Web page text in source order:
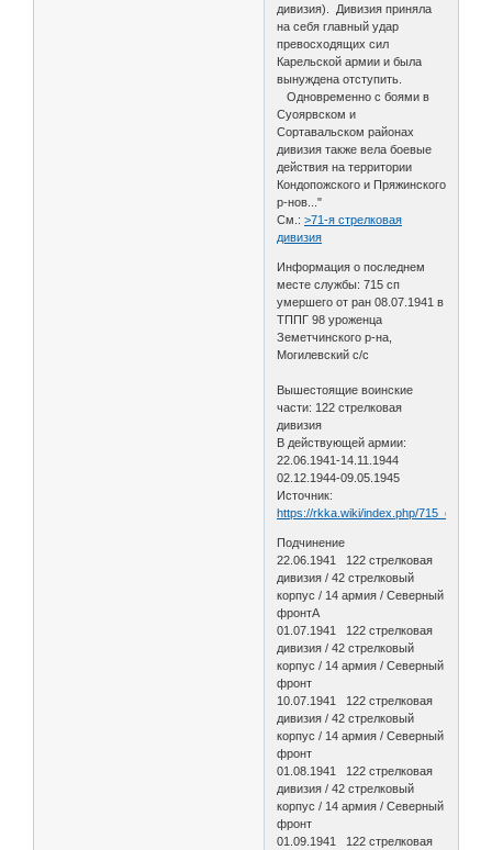
дивизия). Дивизия приняла
на себя главный удар
превосходящих сил
Карельской армии и была
вынуждена отступить.
Одновременно с боями в
Суоярвском и
Сортавальском районах
дивизия также вела боевые
действия на территории
Кондопожского и Пряжинского
р-нов..."
См.:>71-я стрелковая
дивизия
Информация о последнем
месте службы: 715 сп
умершего от ран 08.07.1941 в
ТППГ 98 уроженца
Земетчинского р-на,
Могилевский с/с
Вышестоящие воинские
части: 122 стрелковая
дивизия
В действующей армии:
22.06.1941-14.11.1944
02.12.1944-09.05.1945
Источник:
https://rkka.wiki/index.php/
Подчинение
22.06.1941 122 стрелковая
дивизия / 42 стрелковый
корпус / 14 армия / Северный
фронтА
01.07.1941 122 стрелковая
дивизия / 42 стрелковый
корпус / 14 армия / Северный
фронт
10.07.1941 122 стрелковая
дивизия / 42 стрелковый
корпус / 14 армия / Северный
фронт
01.08.1941 122 стрелковая
дивизия / 42 стрелковый
корпус / 14 армия / Северный
фронт
01.09.1941 122 стрелковая